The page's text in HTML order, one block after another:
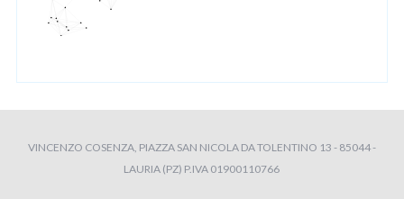
VINCENZO COSENZA, PIAZZA SAN NICOLA DA TOLENTINO 13 - 85044 -
LAURIA (PZ) P.IVA 01900110766